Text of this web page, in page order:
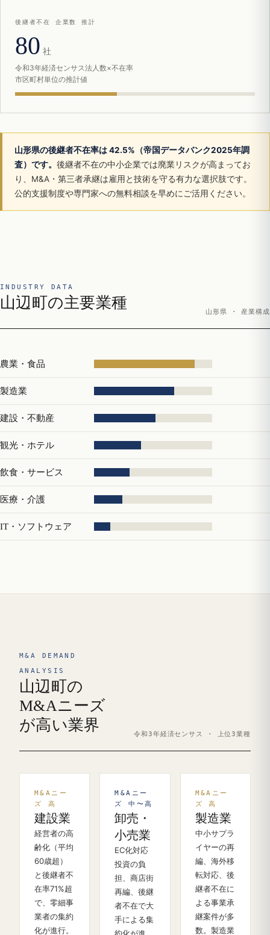
後継者不在 企業数 推計
80 社
令和3年経済センサス法人数×不在率
市区町村単位の推計値
山形県の後継者不在率は 42.5%（帝国データバンク2025年調
査）です。 後継者不在の中小企業では廃業リスクが高まってお
り、M&A・第三者承継は雇用と技術を守る有力な選択肢です。
公的支援制度や専門家への無料相談を早めにご活用ください。
INDUSTRY DATA
山辺町の主要業種
山形県 · 産業構成
農業・食品
製造業
建設・不動産
観光・ホテル
飲食・サービス
医療・介護
IT・ソフトウェア
M&A DEMAND
ANALYSIS
山辺町の
M&Aニーズ
が高い業界
令和3年経済センサス · 上位3業種
M&Aニー
ズ 高
建設業
経営者の高
齢化（平均
60歳超）
と後継者不
在率71%超
で、零細事
業者の集約
化が進行。
M&Aニー
ズ 中〜高
卸売・
小売業
EC化対応
投資の負
担、商店街
再編、後継
者不在で大
手による集
M&Aニー
ズ 高
製造業
中小サプラ
イヤーの再
編、海外移
転対応、後
継者不在に
よる事業承
継案件が多
数。製造業